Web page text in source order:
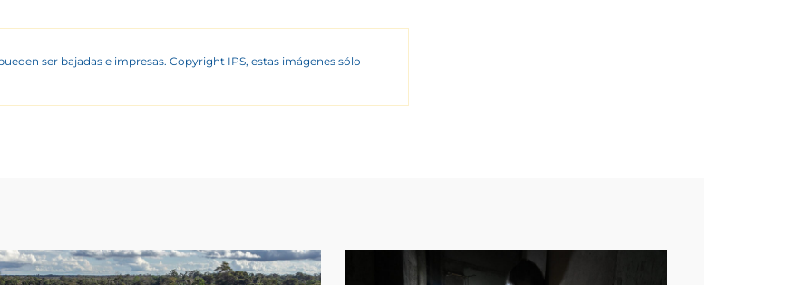
ser bajadas e impresas. Copyright IPS, estas imágenes sólo